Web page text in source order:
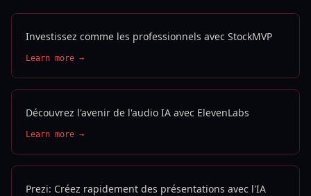
Investissez comme les professionnels avec StockMVP
Learn more →
Découvrez l'avenir de l'audio IA avec ElevenLabs
Learn more →
Prezi: Créez rapidement des présentations avec l'IA